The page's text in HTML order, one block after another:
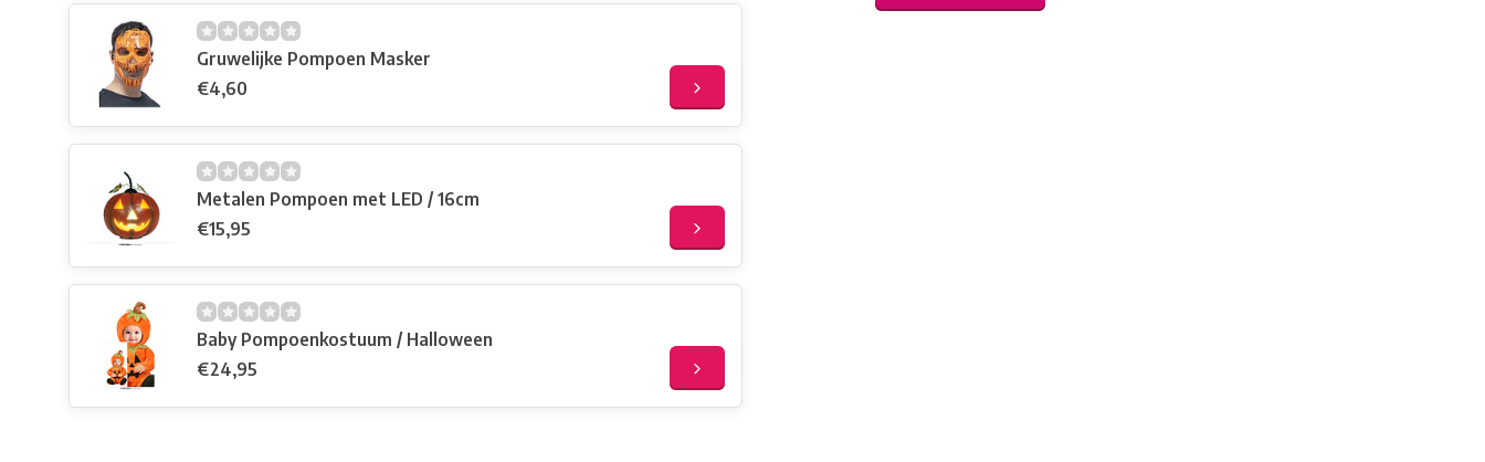
Gruwelijke Pompoen Masker
€4,60
Metalen Pompoen met LED / 16cm
€15,95
Baby Pompoenkostuum / Halloween
€24,95